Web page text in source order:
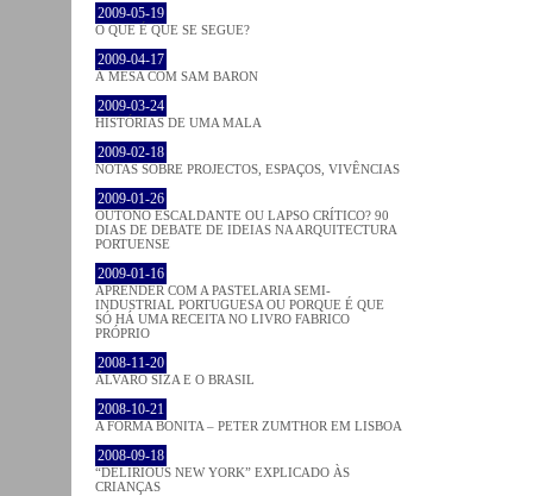
2009-05-19
O QUE É QUE SE SEGUE?
2009-04-17
À MESA COM SAM BARON
2009-03-24
HISTÓRIAS DE UMA MALA
2009-02-18
NOTAS SOBRE PROJECTOS, ESPAÇOS, VIVÊNCIAS
2009-01-26
OUTONO ESCALDANTE OU LAPSO CRÍTICO? 90
DIAS DE DEBATE DE IDEIAS NA ARQUITECTURA
PORTUENSE
2009-01-16
APRENDER COM A PASTELARIA SEMI-
INDUSTRIAL PORTUGUESA OU PORQUE É QUE
SÓ HÁ UMA RECEITA NO LIVRO FABRICO
PRÓPRIO
2008-11-20
ÁLVARO SIZA E O BRASIL
2008-10-21
A FORMA BONITA – PETER ZUMTHOR EM LISBOA
2008-09-18
“DELIRIOUS NEW YORK” EXPLICADO ÀS
CRIANÇAS